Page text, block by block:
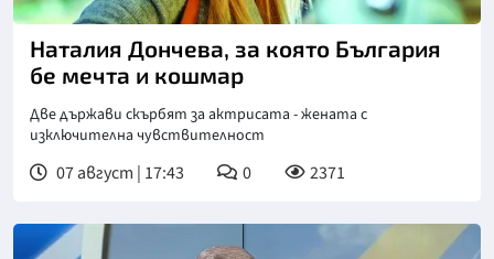
Наталия Дончева, за която България
бе мечта и кошмар
Две държави скърбят за актрисата - жената с
изключителна чувствителност
07 август | 17:43 0 2371